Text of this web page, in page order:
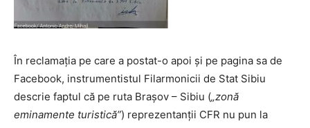
În reclamația pe care a postat-o apoi și pe pagina sa de
Facebook, instrumentistul Filarmonicii de Stat Sibiu
descrie faptul că pe ruta Brașov – Sibiu („zonă
eminamente turistică”) reprezentanții CFR nu pun la